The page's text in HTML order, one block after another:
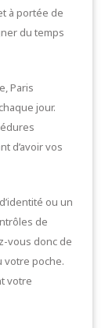
à portée de
du temps
Paris
jour.
d’avoir vos
ou un
de
vous donc de
votre poche.
votre